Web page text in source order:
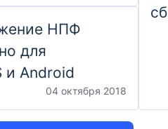
НПФ
для
и Android
04 октября 2018